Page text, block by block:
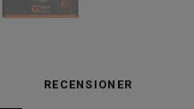
RECENSIONER